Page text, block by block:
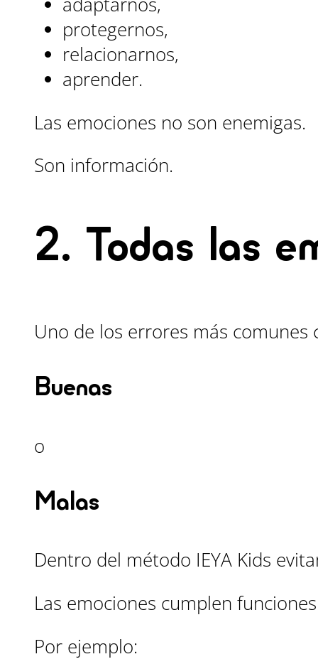
protegernos,
relacionarnos,
aprender.
Las emociones no son enemigas.
Son información.
2. Todas las
Uno de los errores más
Buenas
o
Malas
Dentro del método IEYA Kids
Las emociones cumplen
Por ejemplo: